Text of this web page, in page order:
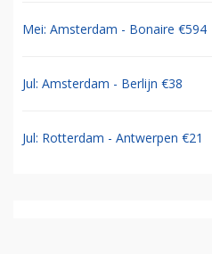
Mei: Amsterdam - Bonaire €594
Jul: Amsterdam - Berlijn €38
Jul: Rotterdam - Antwerpen €21